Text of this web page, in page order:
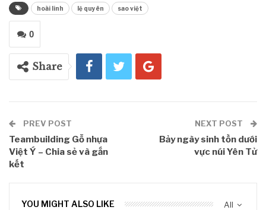
hoài linh lệ quyên sao việt
0
Share
PREV POST
Teambuilding Gỗ nhựa
Việt Ý – Chia sẻ và gắn
kết
NEXT POST
Bảy ngày sinh tồn dưới
vực núi Yên Tử
All
YOU MIGHT ALSO LIKE